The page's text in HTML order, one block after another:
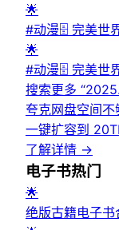
| 🔍网盘专搜
蒂重磅回归，围
凑讽刺犀利，
科幻美漫 #成人
🌟
#动漫🗄 完美世
0.8GB/集🏷标签
🌟
#动漫🗄 完美世
搜索更多 “
夸克网盘空间不
一键扩容到
了解详情 →
电子书热门
🌟
绝版古籍电子书